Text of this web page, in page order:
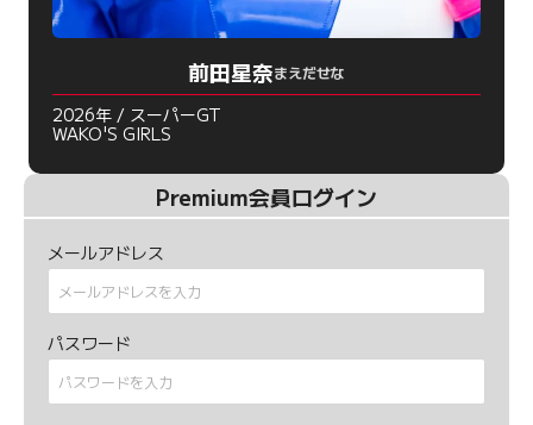
前田星奈まえだせな
2026年 / スーパーGT
WAKO'S GIRLS
Premium会員ログイン
メールアドレス
パスワード